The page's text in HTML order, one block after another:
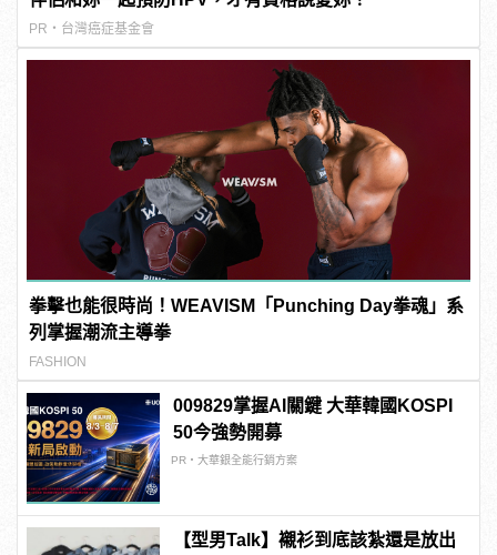
PR・台灣癌症基金會
拳擊也能很時尚！WEAVISM「Punching Day拳魂」系
列掌握潮流主導拳
FASHION
009829掌握AI關鍵 大華韓國KOSPI
50今強勢開募
PR・大華銀全能行銷方案
【型男Talk】襯衫到底該紮還是放出